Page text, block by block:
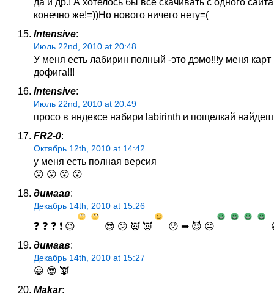
конечно же!=))Но нового ничего нету=(
Intensive:
Июль 22nd, 2010 at 20:48
У меня есть лабирин полный -это дэмо!!!у меня карт
дофига!!!
Intensive:
Июль 22nd, 2010 at 20:49
просо в яндексе набири labirinth и пощелкай
FR2-0:
Октябрь 12th, 2010 at 14:42
у меня есть полная версия
😮 😮 😮 😮
димаав:
Декабрь 14th, 2010 at 15:26
❓ ❓ ❓ ❗ 😉 😎 😕 👿 👿 😯 ➡ 😈 😐
димаав:
Декабрь 14th, 2010 at 15:27
😀 😎 👿
Makar: